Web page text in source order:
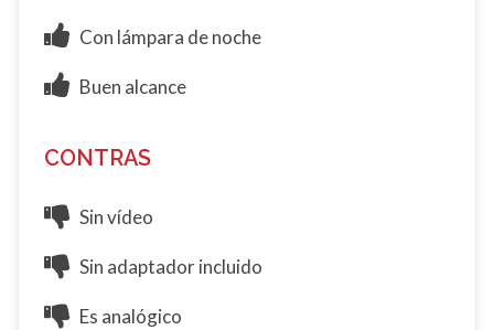
Con lámpara de noche
Buen alcance
CONTRAS
Sin vídeo
Sin adaptador incluido
Es analógico